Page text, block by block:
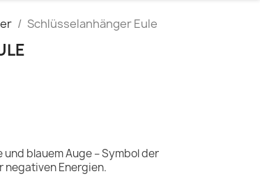
Schlüsselanhänger Eule
blauem Auge – Symbol der
negativen Energien.